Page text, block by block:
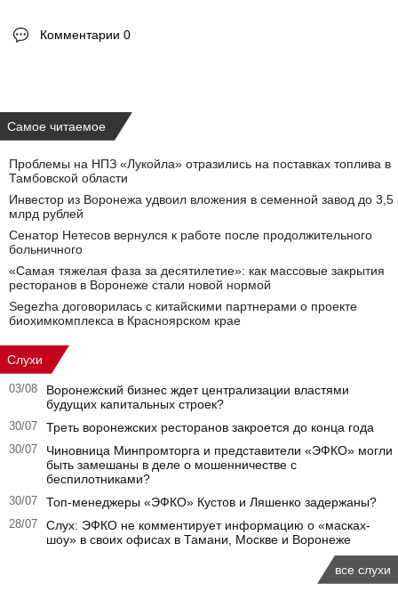
Комментарии 0
Самое читаемое
Проблемы на НПЗ «Лукойла» отразились на поставках топлива в
Тамбовской области
Инвестор из Воронежа удвоил вложения в семенной завод до 3,5
млрд рублей
Сенатор Нетесов вернулся к работе после продолжительного
больничного
«Самая тяжелая фаза за десятилетие»: как массовые закрытия
ресторанов в Воронеже стали новой нормой
Segezha договорилась с китайскими партнерами о проекте
биохимкомплекса в Красноярском крае
Слухи
03/08
Воронежский бизнес ждет централизации властями
будущих капитальных строек?
30/07 Треть воронежских ресторанов закроется до конца года
30/07
Чиновница Минпромторга и представители «ЭФКО» могли
быть замешаны в деле о мошенничестве с
беспилотниками?
30/07 Топ-менеджеры «ЭФКО» Кустов и Ляшенко задержаны?
28/07
Слух: ЭФКО не комментирует информацию о «масках-
шоу» в своих офисах в Тамани, Москве и Воронеже
все слухи